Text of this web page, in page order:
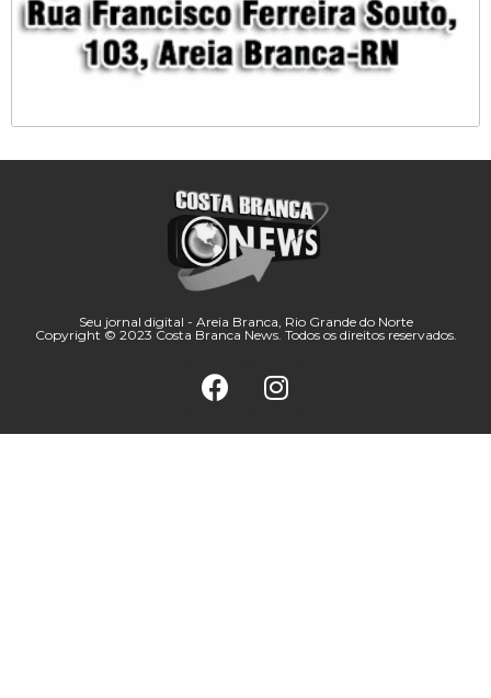
Seu jornal digital - Areia Branca, Rio Grande do Norte
Copyright © 2023 Costa Branca News. Todos os direitos reservados.